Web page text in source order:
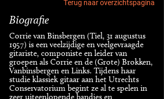
Terug naar overzichtspagina
Biografie
Corrie van Binsbergen (Tiel, 31 augustus
1957) is een veelzijdige en veelgevraagde
gitariste, componiste en leider van
groepen als Corrie en de (Grote) Brokken,
Vanbinsbergen en Links. Tijdens haar
studie klassiek gitaar aan het Utrechts
Conservatorium begint ze al te spelen in
zeer uiteenlopende bandjes en